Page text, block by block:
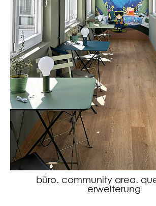
büro. community area.
erweiterung